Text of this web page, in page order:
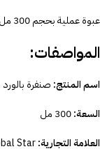
عبوة عملية بحجم 300 مل تدوم طويلًا.
المواصفات:
اسم المنتج: صنفرة بالورد
السعة:
العلامة التجارية: